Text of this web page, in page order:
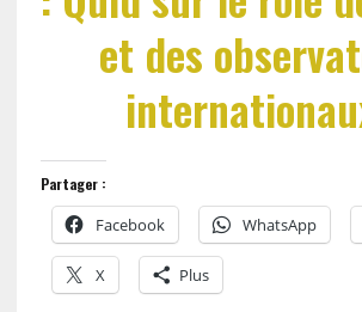
et des
Partager :
Facebook WhatsApp
X Plus